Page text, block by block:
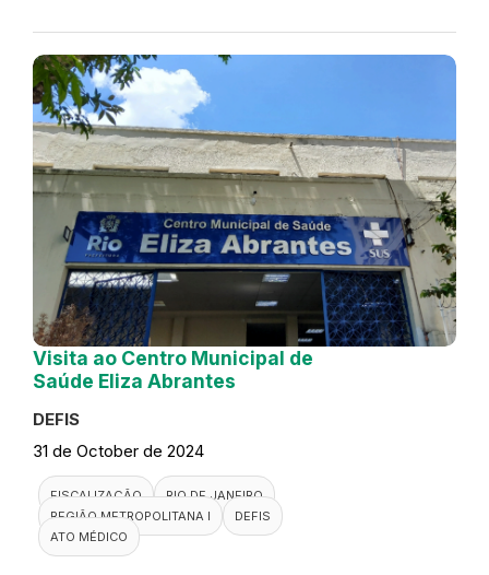
Visita ao Centro Municipal de
Saúde Eliza Abrantes
DEFIS
31 de October de 2024
FISCALIZAÇÃO
RIO DE JANEIRO
REGIÃO METROPOLITANA I
DEFIS
ATO MÉDICO